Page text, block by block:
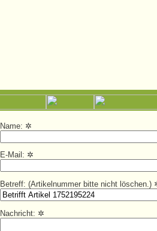
Name: ✲
E-Mail: ✲
Betreff: (Artikelnummer bitte nicht löschen.)
Nachricht: ✲